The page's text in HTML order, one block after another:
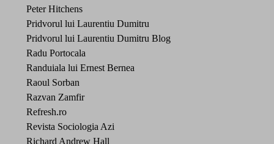
Peter Hitchens
Pridvorul lui Laurentiu Dumitru
Pridvorul lui Laurentiu Dumitru Blog
Radu Portocala
Randuiala lui Ernest Bernea
Raoul Sorban
Razvan Zamfir
Refresh.ro
Revista Sociologia Azi
Richard Andrew Hall